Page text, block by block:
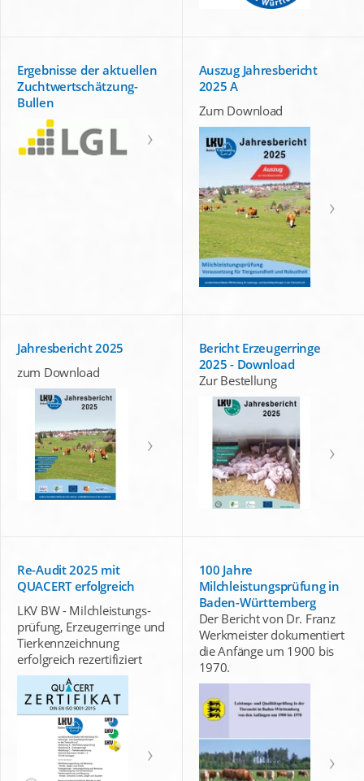
Ergebnisse der aktuellen
Zuchtwertschätzung-
Bullen
Auszug Jahresbericht
2025 A
Zum Download
Jahresbericht 2025
zum Download
Bericht Erzeugerringe
2025 - Download
Zur Bestellung
Re-Audit 2025 mit
QUACERT erfolgreich
LKV BW - Milchleistungs-
prüfung, Erzeugerringe und
Tierkennzeichnung
erfolgreich rezertifiziert
100 Jahre
Milchleistungsprüfung in
Baden-Württemberg
Der Bericht von Dr. Franz
Werkmeister dokumentiert
die Anfänge um 1900 bis
1970.